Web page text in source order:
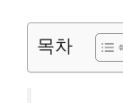
목차